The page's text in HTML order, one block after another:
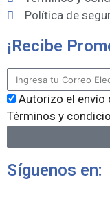
Política de
¡Recibe
Autorizo el envío
Términos y
Síguenos en: